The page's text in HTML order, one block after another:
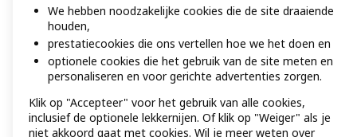
We hebben noodzakelijke cookies die de site draaiende
houden,
prestatiecookies die ons vertellen hoe we het doen en
optionele cookies die het gebruik van de site meten en
personaliseren en voor gerichte advertenties zorgen.
Klik op "Accepteer" voor het gebruik van alle cookies,
inclusief de optionele lekkernijen. Of klik op "Weiger" als je
niet akkoord gaat met cookies. Wil je meer weten over